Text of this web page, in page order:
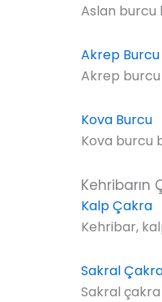
Aslan burcu
Akrep Burcu
Akrep burcu
Kova Burcu
Kova burcu
Kehribarın
Kalp Çakra
Kehribar,
Sakral
Sakral